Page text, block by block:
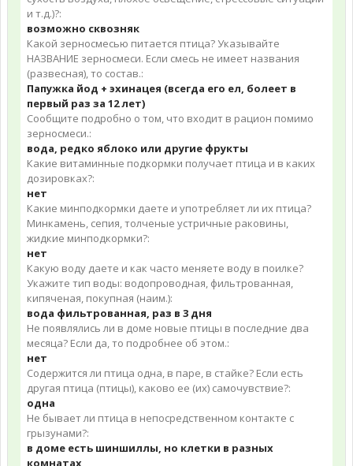
и т.д.)?:
возможно сквозняк
Какой зерносмесью питается птица? Указывайте
НАЗВАНИЕ зерносмеси. Если смесь не имеет названия
(развесная), то состав.:
Папужка йод + эхинацея (всегда его ел, болеет в
первый раз за 12 лет)
Сообщите подробно о том, что входит в рацион помимо
зерносмеси.:
вода, редко яблоко или другие фрукты
Какие витаминные подкормки получает птица и в каких
дозировках?:
нет
Какие минподкормки даете и употребляет ли их птица?
Минкамень, сепия, толченые устричные раковины,
жидкие минподкормки?:
нет
Какую воду даете и как часто меняете воду в поилке?
Укажите тип воды: водопроводная, фильтрованная,
кипяченая, покупная (наим.):
вода фильтрованная, раз в 3 дня
Не появлялись ли в доме новые птицы в последние два
месяца? Если да, то подробнее об этом.:
нет
Содержится ли птица одна, в паре, в стайке? Если есть
другая птица (птицы), каково ее (их) самочувствие?:
одна
Не бывает ли птица в непосредственном контакте с
грызунами?:
в доме есть шиншиллы, но клетки в разных
комнатах